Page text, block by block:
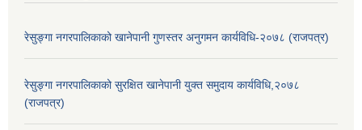
रेसुङ्गा नगरपालिकाको खानेपानी गुणस्तर अनुगमन कार्यविधि-२०७८ (राजपत्र)
रेसुङ्गा नगरपालिकाको सुरक्षित खानेपानी युक्त समुदाय कार्यविधि,२०७८
(राजपत्र)